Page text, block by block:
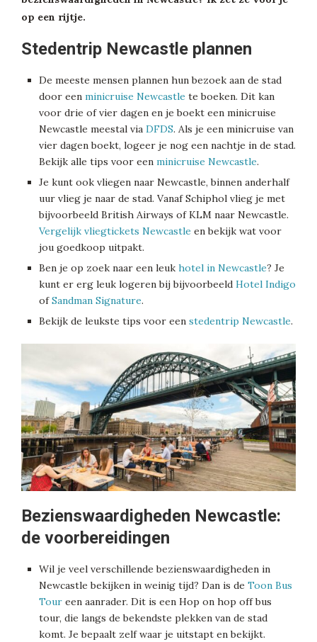
op een rijtje.
Stedentrip Newcastle plannen
De meeste mensen plannen hun bezoek aan de stad
door een minicruise Newcastle te boeken. Dit kan
voor drie of vier dagen en je boekt een minicruise
Newcastle meestal via DFDS. Als je een minicruise van
vier dagen boekt, logeer je nog een nachtje in de stad.
Bekijk alle tips voor een minicruise Newcastle.
Je kunt ook vliegen naar Newcastle, binnen anderhalf
uur vlieg je naar de stad. Vanaf Schiphol vlieg je met
bijvoorbeeld British Airways of KLM naar Newcastle.
Vergelijk vliegtickets Newcastle en bekijk wat voor
jou goedkoop uitpakt.
Ben je op zoek naar een leuk hotel in Newcastle? Je
kunt er erg leuk logeren bij bijvoorbeeld Hotel Indigo
ofSandman Signature.
Bekijk de leukste tips voor een stedentrip Newcastle.
Bezienswaardigheden Newcastle:
de voorbereidingen
Wil je veel verschillende bezienswaardigheden in
Newcastle bekijken in weinig tijd? Dan is de Toon Bus
Tour een aanrader. Dit is een Hop on hop off bus
tour, die langs de bekendste plekken van de stad
komt. Je bepaalt zelf waar je uitstapt en bekijkt.